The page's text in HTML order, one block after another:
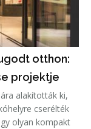
otthon:
projektje
alakították ki,
cserélték
olyan kompakt